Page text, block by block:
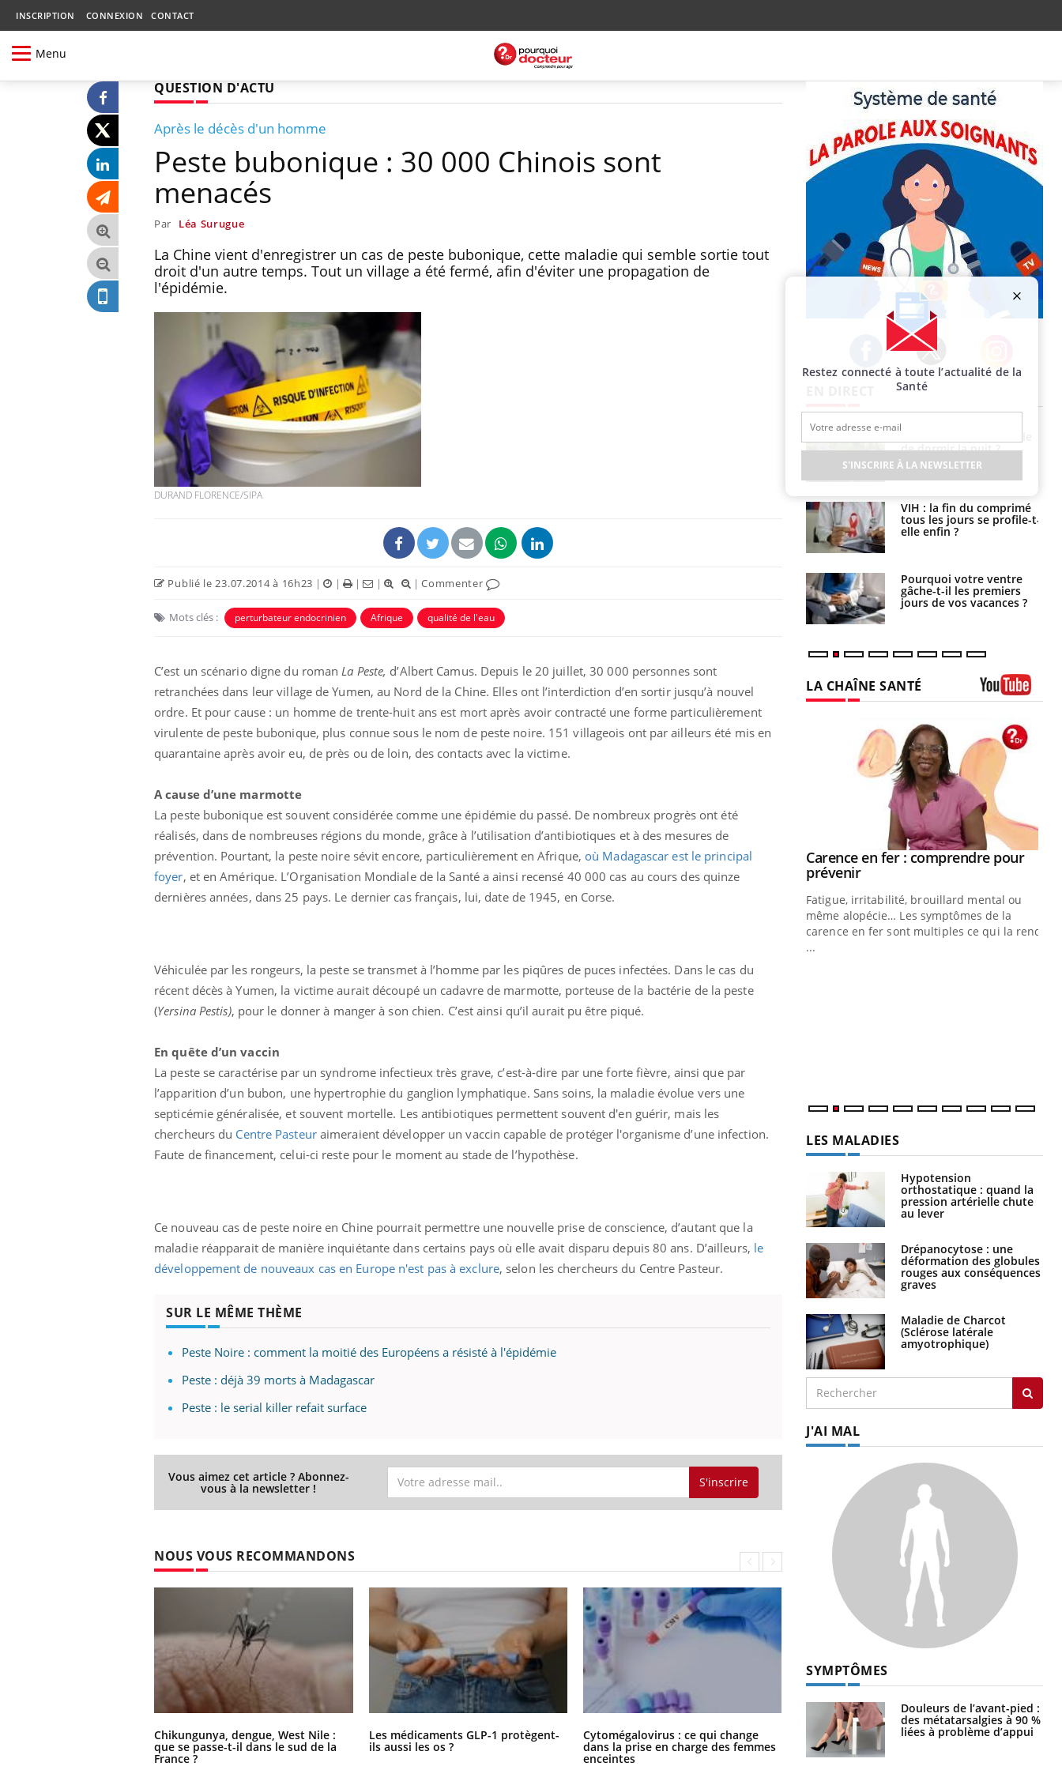
INSCRIPTION CONNEXION CONTACT
Menu
QUESTION D'ACTU
Après le décès d'un homme
Peste bubonique : 30 000 Chinois sont
menacés
Par Léa Surugue
La Chine vient d'enregistrer un cas de peste bubonique, cette maladie qui semble sortie tout
droit d'un autre temps. Tout un village a été fermé, afin d'éviter une propagation de
l'épidémie.
DURAND FLORENCE/SIPA
Publié le 23.07.2014 à 16h23 | | | | |Commenter
Mots clés : perturbateur endocrinien Afrique qualité de l'eau
C’est un scénario digne du roman La Peste, d’Albert Camus. Depuis le 20 juillet, 30 000 personnes sont
retranchées dans leur village de Yumen, au Nord de la Chine. Elles ont l’interdiction d’en sortir jusqu’à nouvel
ordre. Et pour cause : un homme de trente-huit ans est mort après avoir contracté une forme particulièrement
virulente de peste bubonique, plus connue sous le nom de peste noire. 151 villageois ont par ailleurs été mis en
quarantaine après avoir eu, de près ou de loin, des contacts avec la victime.
A cause d’une marmotte
La peste bubonique est souvent considérée comme une épidémie du passé. De nombreux progrès ont été
réalisés, dans de nombreuses régions du monde, grâce à l’utilisation d’antibiotiques et à des mesures de
prévention. Pourtant, la peste noire sévit encore, particulièrement en Afrique, où Madagascar est le principal
foyer, et en Amérique. L’Organisation Mondiale de la Santé a ainsi recensé 40 000 cas au cours des quinze
dernières années, dans 25 pays. Le dernier cas français, lui, date de 1945, en Corse.
Véhiculée par les rongeurs, la peste se transmet à l’homme par les piqûres de puces infectées. Dans le cas du
récent décès à Yumen, la victime aurait découpé un cadavre de marmotte, porteuse de la bactérie de la peste
(Yersina Pestis), pour le donner à manger à son chien. C’est ainsi qu’il aurait pu être piqué.
En quête d’un vaccin
La peste se caractérise par un syndrome infectieux très grave, c’est-à-dire par une forte fièvre, ainsi que par
l’apparition d’un bubon, une hypertrophie du ganglion lymphatique. Sans soins, la maladie évolue vers une
septicémie généralisée, et souvent mortelle. Les antibiotiques permettent souvent d'en guérir, mais les
chercheurs du Centre Pasteuraimeraient développer un vaccin capable de protéger l'organisme d’une infection.
Faute de financement, celui-ci reste pour le moment au stade de l’hypothèse.
Ce nouveau cas de peste noire en Chine pourrait permettre une nouvelle prise de conscience, d’autant que la
maladie réapparait de manière inquiétante dans certains pays où elle avait disparu depuis 80 ans. D’ailleurs, le
développement de nouveaux cas en Europe n'est pas à exclure, selon les chercheurs du Centre Pasteur.
SUR LE MÊME THÈME
Peste Noire : comment la moitié des Européens a résisté à l'épidémie
Peste : déjà 39 morts à Madagascar
Peste : le serial killer refait surface
Vous aimez cet article ? Abonnez-
vous à la newsletter ! S'inscrire
NOUS VOUS RECOMMANDONS
Chikungunya, dengue, West Nile :
que se passe-t-il dans le sud de la
France ?
Les médicaments GLP-1 protègent-
ils aussi les os ?
Cytomégalovirus : ce qui change
dans la prise en charge des femmes
enceintes
La sieste empêche-t-elle de dormir
la nuit ?
Facebook Twitter Instagram
?
Cytomégalovirus : ce qui
change dans la prise en
enceintes
de dormir la nuit ?
VIH : la fin du comprimé
tous les jours se profile-t-
elle enfin ?
Pourquoi votre ventre
gâche-t-il les premiers
jours de vos vacances ?
pourquoi le risque de
noyade grimpe-t-il ?
Le Viagra pourrait-il
freiner la propagation du
cancer ?
Pourquoi manger moins
de protéines pourrait
finalement être bénéfique
LA CHAÎNE SANTÉ
Youtube
Eczéma Chronique des Mains :
expliquer ma maladieYoutube
Il y a des sujets qui sont faciles à aborder...
Youtube
Carence en fer : comprendre pour
prévenirYoutube
Fatigue, irritabilité, brouillard mental ou
même alopécie… Les symptômes de la
carence en fer sont multiples ce qui la rend
...
LES MALADIES
Hypotension
orthostatique : quand la
pression artérielle chute
au lever
Drépanocytose : une
déformation des globules
rouges aux conséquences
graves
Maladie de Charcot
(Sclérose latérale
amyotrophique)
J'AI MAL
SYMPTÔMES
Douleurs de l’avant-pied :
des métatarsalgies à 90 %
liées à problème d’appui
Restez connecté à toute l’actualité de la
Santé
S'INSCRIRE À LA NEWSLETTER